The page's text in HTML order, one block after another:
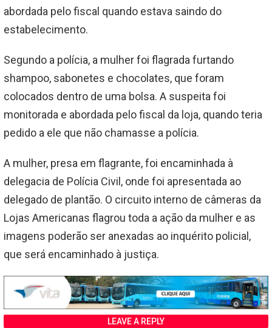
abordada pelo fiscal quando estava saindo do
estabelecimento.
Segundo a polícia, a mulher foi flagrada furtando
shampoo, sabonetes e chocolates, que foram
colocados dentro de uma bolsa. A suspeita foi
monitorada e abordada pelo fiscal da loja, quando teria
pedido a ele que não chamasse a polícia.
A mulher, presa em flagrante, foi encaminhada à
delegacia de Polícia Civil, onde foi apresentada ao
delegado de plantão. O circuito interno de câmeras da
Lojas Americanas flagrou toda a ação da mulher e as
imagens poderão ser anexadas ao inquérito policial,
que será encaminhado à justiça.
LEAVE A REPLY